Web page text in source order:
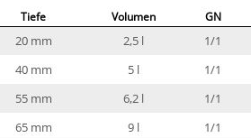
Tiefe Volumen GN
20 mm 2,5 l
1/1
40 mm 5 l
1/1
55 mm 6,2 l
1/1
65 mm 9 l
1/1